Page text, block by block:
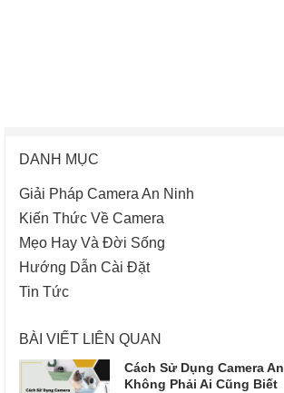
DANH MỤC
Giải Pháp Camera An Ninh
Kiến Thức Về Camera
Mẹo Hay Và Đời Sống
Hướng Dẫn Cài Đặt
Tin Tức
BÀI VIẾT LIÊN QUAN
Cách Sử Dụng Camera
Không Phải Ai Cũng Biết